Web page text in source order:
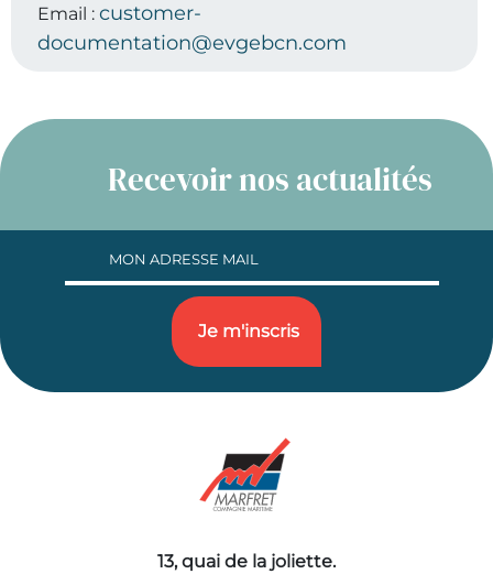
Email : customer-
documentation@evgebcn.com
Recevoir nos actualités
13, quai de la joliette.